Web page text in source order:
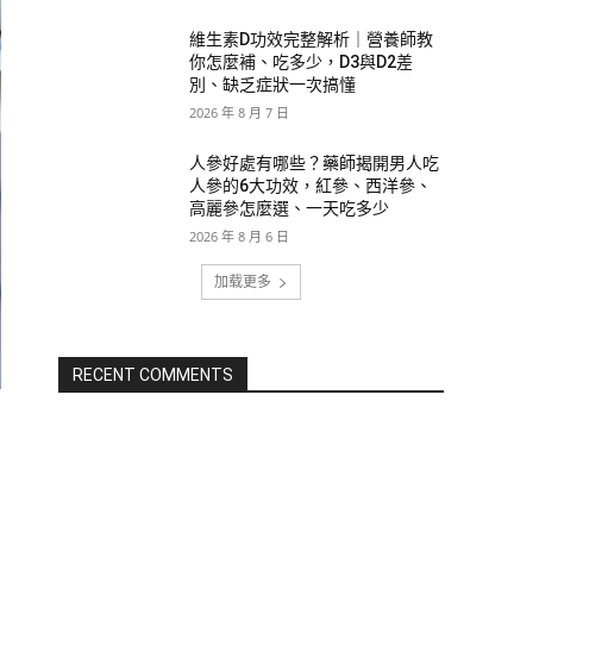
維生素D功效完整解析｜營養師教
你怎麼補、吃多少，D3與D2差
別、缺乏症狀一次搞懂
2026 年 8 月 7 日
人參好處有哪些？藥師揭開男人吃
人參的6大功效，紅參、西洋參、
高麗參怎麼選、一天吃多少
2026 年 8 月 6 日
加载更多
RECENT COMMENTS